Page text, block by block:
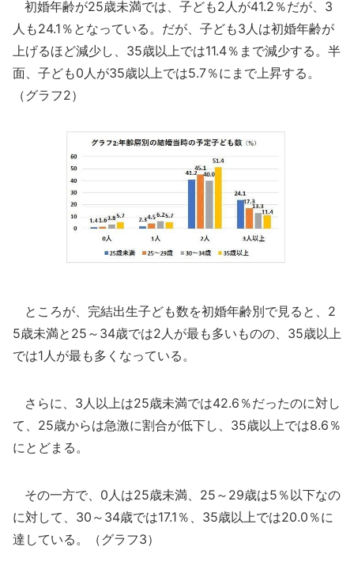
初婚年齢が25歳未満では、子ども2人が41.2％だが、3
人も24.1％となっている。だが、子ども3人は初婚年齢が
上げるほど減少し、35歳以上では11.4％まで減少する。半
面、子ども0人が35歳以上では5.7％にまで上昇する。
（グラフ2）
ところが、完結出生子ども数を初婚年齢別で見ると、2
5歳未満と25～34歳では2人が最も多いものの、35歳以上
では1人が最も多くなっている。
さらに、3人以上は25歳未満では42.6％だったのに対し
て、25歳からは急激に割合が低下し、35歳以上では8.6％
にとどまる。
その一方で、0人は25歳未満、25～29歳は5％以下なの
に対して、30～34歳では17.1％、35歳以上では20.0％に
達している。（グラフ3）